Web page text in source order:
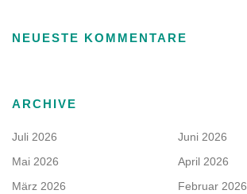
NEUESTE KOMMENTARE
ARCHIVE
Juli 2026
Juni 2026
Mai 2026
April 2026
März 2026
Februar 2026